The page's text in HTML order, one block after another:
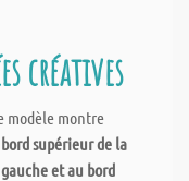
créatives
modèle montre
supérieur de la
et au bord